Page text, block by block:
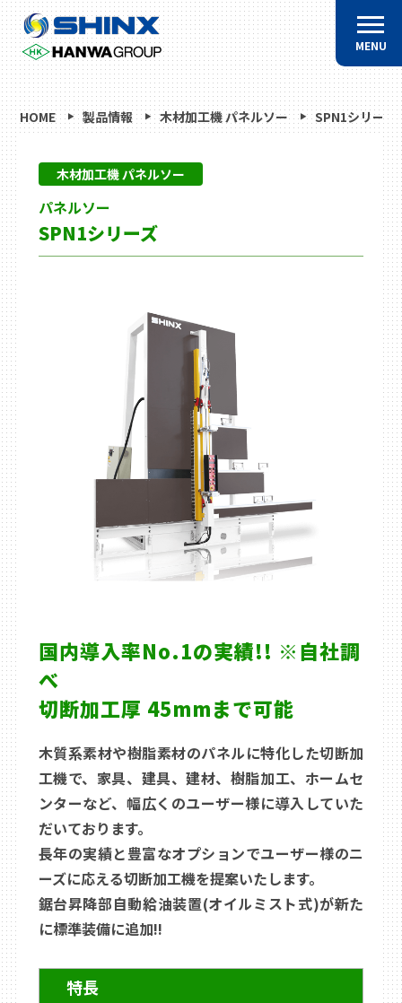
MENU
HOME 製品情報 木材加工機 パネルソー SPN1シリーズ
木材加工機 パネルソー
パネルソー
SPN1シリーズ
国内導入率No.1の実績!! ※自社調
べ
切断加工厚 45mmまで可能
木質系素材や樹脂素材のパネルに特化した切断加
工機で、家具、建具、建材、樹脂加工、ホームセ
ンターなど、幅広くのユーザー様に導入していた
だいております。
長年の実績と豊富なオプションでユーザー様のニ
ーズに応える切断加工機を提案いたします。
鋸台昇降部自動給油装置(オイルミスト式)が新た
に標準装備に追加!!
特長